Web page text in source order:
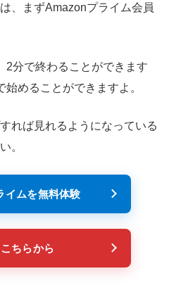
、まずAmazonプライム会員
2分で終わることができます
めることができますよ。
れば見れるようになっている
。
イムを無料体験
ちらから